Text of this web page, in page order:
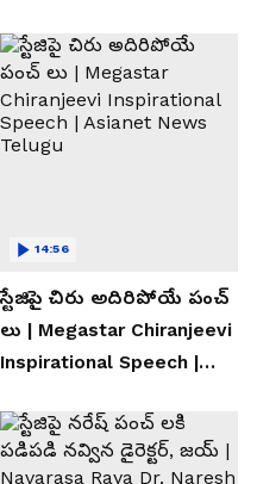
స్టేజిపై చిరు అదిరిపోయే పంచ్
లు | Megastar Chiranjeevi
Inspirational Speech |
14:56